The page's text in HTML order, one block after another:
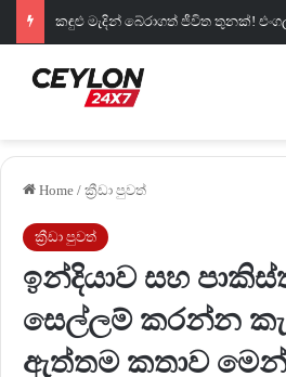
Home / ක්‍රීඩා පුවත්
ක්‍රීඩා පුවත්
ඉන්දියාව සහ
සෙල්ලම් කරන්න
ඇත්තම කතාව